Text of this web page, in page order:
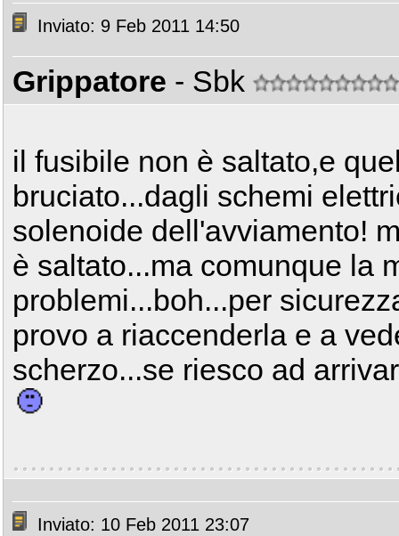
Inviato: 9 Feb 2011 14:50
Grippatore - Sbk
il fusibile non è saltato,e
bruciato...dagli schemi
solenoide dell'avviamento!
è saltato...ma comunque la
problemi...boh...per
provo a riaccenderla e a
scherzo...se riesco ad
Inviato: 10 Feb 2011 23:07